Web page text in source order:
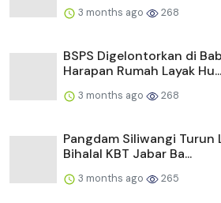
3 months ago 268
BSPS Digelontorkan di
Harapan Rumah Layak Hu...
3 months ago 268
Pangdam Siliwangi Turun
Bihalal KBT Jabar Ba...
3 months ago 265